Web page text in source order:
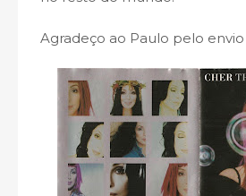
Agradeço ao Paulo pelo